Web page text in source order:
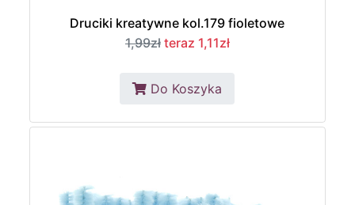
Druciki kreatywne kol.179 fioletowe
1,99zł teraz 1,11zł
Do Koszyka